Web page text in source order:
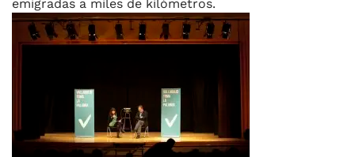
emigradas a miles de kilómetros.